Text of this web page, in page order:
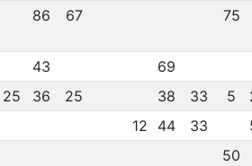
86 67 75
43
69
25 36 25 38 33 5
12 44 33
50